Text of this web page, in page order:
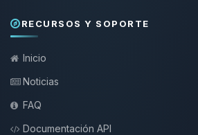
RECURSOS Y SOPORTE
Inicio
Noticias
FAQ
Documentación API